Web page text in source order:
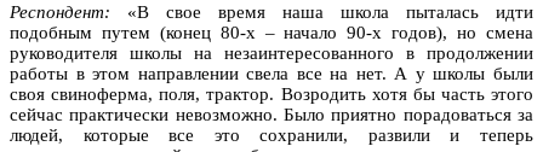
Респондент: «В свое время наша школа пыталась идти
подобным путем (конец 80-х – начало 90-х годов), но смена
руководителя школы на незаинтересованного в продолжении
работы в этом направлении свела все на нет. А у школы были
своя свиноферма, поля, трактор. Возродить хотя бы часть этого
сейчас практически невозможно. Было приятно порадоваться за
людей, которые все это сохранили, развили и теперь